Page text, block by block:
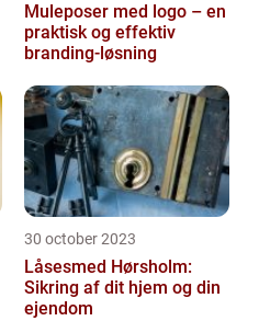
Muleposer med logo – en
praktisk og effektiv
branding-løsning
30 october 2023
Låsesmed Hørsholm:
Sikring af dit hjem og din
ejendom